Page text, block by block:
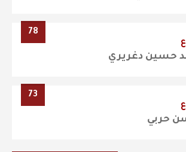
78
حسين دغريري
73
حربي